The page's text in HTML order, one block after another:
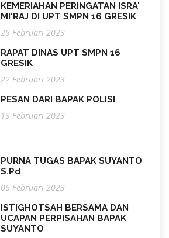
KEMERIAHAN PERINGATAN ISRA'
MI'RAJ DI UPT SMPN 16 GRESIK
25 Februari 2023
RAPAT DINAS UPT SMPN 16
GRESIK
22 Februari 2023
PESAN DARI BAPAK POLISI
13 Februari 2023
PURNA TUGAS BAPAK SUYANTO
S.Pd
06 Februari 2023
ISTIGHOTSAH BERSAMA DAN
UCAPAN PERPISAHAN BAPAK
SUYANTO